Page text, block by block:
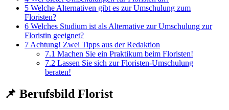
5 Welche Alternativen gibt es zur Umschulung zum
Floristen?
6 Welches Studium ist als Alternative zur Umschulung zur
Floristin geeignet?
7 Achtung! Zwei Tipps aus der Redaktion
7.1 Machen Sie ein Praktikum beim Floristen!
7.2 Lassen Sie sich zur Floristen-Umschulung
beraten!
📌 Berufsbild Florist